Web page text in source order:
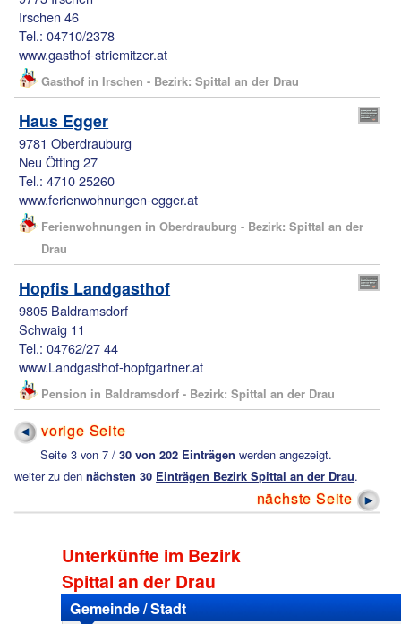
Irschen 46
Tel.: 04710/2378
www.gasthof-striemitzer.at
Gasthof in Irschen - Bezirk: Spittal an der Drau
Haus Egger
9781 Oberdrauburg
Neu Ötting 27
Tel.: 4710 25260
www.ferienwohnungen-egger.at
Ferienwohnungen in Oberdrauburg - Bezirk: Spittal an der
Drau
Hopfis Landgasthof
9805 Baldramsdorf
Schwaig 11
Tel.: 04762/27 44
www.Landgasthof-hopfgartner.at
Pension in Baldramsdorf - Bezirk: Spittal an der Drau
vorige Seite
Seite 3 von 7 /30 von 202 Einträgen werden angezeigt.
weiter zu dennächsten 30 Einträgen Bezirk Spittal an der Drau.
nächste Seite
Unterkünfte im Bezirk
Spittal an der Drau
Gemeinde / Stadt